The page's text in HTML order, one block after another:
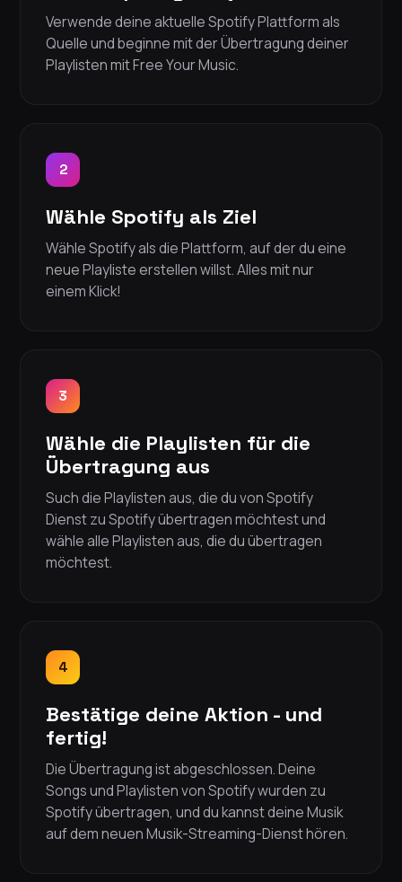
Verwende deine aktuelle Spotify Plattform als
Quelle und beginne mit der Übertragung deiner
Playlisten mit Free Your Music.
2
Wähle Spotify als Ziel
Wähle Spotify als die Plattform, auf der du eine
neue Playliste erstellen willst. Alles mit nur
einem Klick!
3
Wähle die Playlisten für die
Übertragung aus
Such die Playlisten aus, die du von Spotify
Dienst zu Spotify übertragen möchtest und
wähle alle Playlisten aus, die du übertragen
möchtest.
4
Bestätige deine Aktion - und
fertig!
Die Übertragung ist abgeschlossen. Deine
Songs und Playlisten von Spotify wurden zu
Spotify übertragen, und du kannst deine Musik
auf dem neuen Musik-Streaming-Dienst hören.